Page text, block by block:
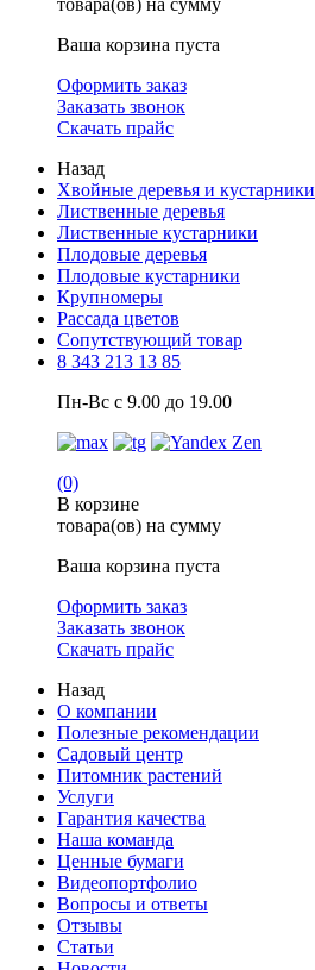
товара(ов) на сумму
Ваша корзина пуста
Оформить заказ
Заказать звонок
Скачать прайс
Назад
Хвойные деревья и кустарники
Лиственные деревья
Лиственные кустарники
Плодовые деревья
Плодовые кустарники
Крупномеры
Рассада цветов
Сопутствующий товар
8 343 213 13 85
Пн-Вс с 9.00 до 19.00
(0)
В корзине
товара(ов) на сумму
Ваша корзина пуста
Оформить заказ
Заказать звонок
Скачать прайс
Назад
О компании
Полезные рекомендации
Садовый центр
Питомник растений
Услуги
Гарантия качества
Наша команда
Ценные бумаги
Видеопортфолио
Вопросы и ответы
Отзывы
Статьи